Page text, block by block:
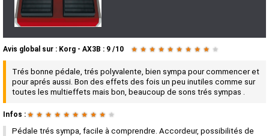
Avis global sur : Korg - AX3B : 9 /10 ★ ★ ★ ★ ★ ★ ★ ★ ★ ★
Trés bonne pédale, trés polyvalente, bien sympa pour commencer et
pour aprés aussi. Bon des effets des fois un peu inutiles comme sur
toutes les multieffets mais bon, beaucoup de sons trés sympas .
Infos : ★ ★ ★ ★ ★ ★ ★ ★ ★ ★
Pédale trés sympa, facile à comprendre. Accordeur, possibilités de